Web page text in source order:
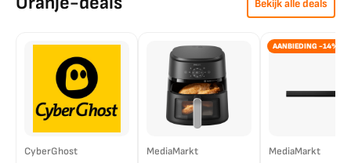
Bekijk alle deals
CyberGhost MediaMarkt
AANBIEDING -14%
MediaMarkt